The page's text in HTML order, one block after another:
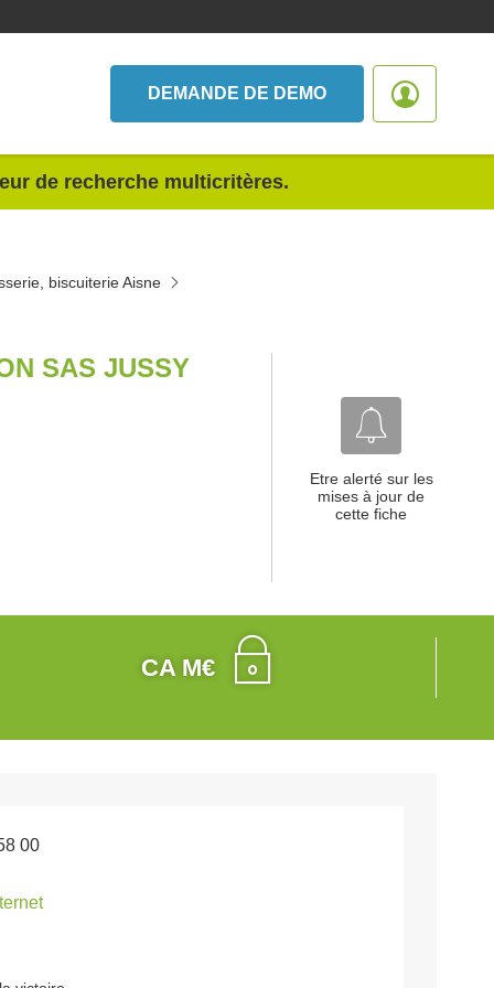
DEMANDE DE DEMO
de recherche multicritères.
biscuiterie Aisne
SAS JUSSY
Etre alerté sur les
mises à jour de
cette fiche
CA M€
00